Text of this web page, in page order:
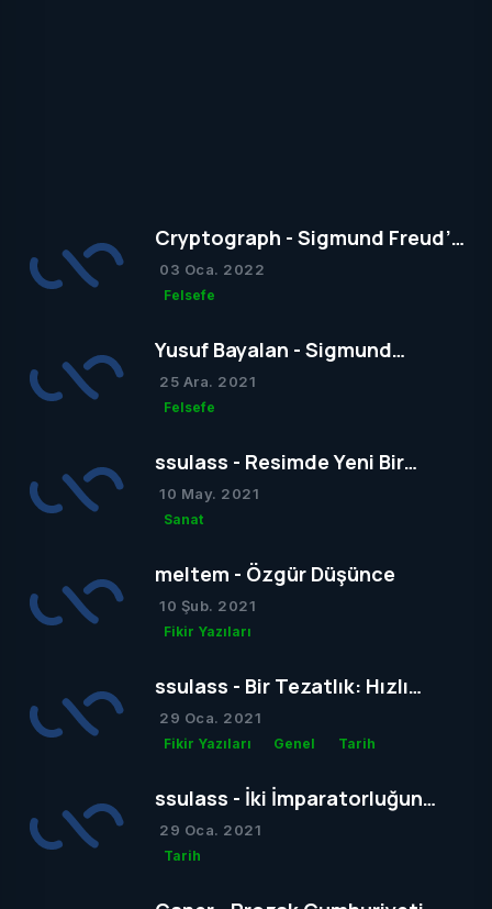
Cryptograph - Sigmund Freud’un
Yapısal Kuramı
03 Oca. 2022
Felsefe
Yusuf Bayalan - Sigmund
Freud’un Yapısal Kuramı
25 Ara. 2021
Felsefe
ssulass - Resimde Yeni Bir
Dönem mi Yoksa Bir Dönemin
Sonu mu?
10 May. 2021
Sanat
meltem - Özgür Düşünce
10 Şub. 2021
Fikir Yazıları
ssulass - Bir Tezatlık: Hızlı
Yaşam, Yavaş Gelişim
29 Oca. 2021
Fikir Yazıları Genel Tarih
ssulass - İki İmparatorluğun
Çağdaşlığa Giden Yolda
Birbiriyle Olan Gizli Rekabeti
29 Oca. 2021
Tarih